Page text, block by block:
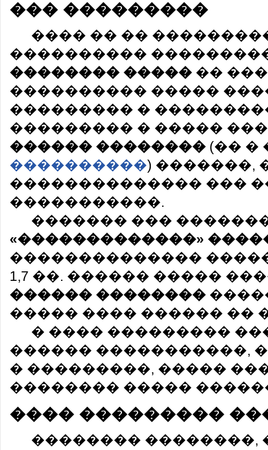
��� ���������
���� �� ��
����������
�������� ����� ��
���������� �����
��������� �
��������� � �����
������ �������� (�� �
����������) �������,
�������������� ���
�����������.
������� ���
«�������������»
��������������
1,7 ��. ������ �����
������ ��������
����� ���� ������ ��
� ���� ���������
������ �����������,
� ���������, �����
�������� �����
���� ���������
�������� ��������,